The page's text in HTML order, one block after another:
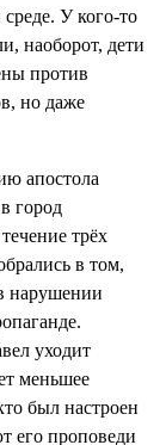
У кого-то
наоборот, дети
против
но даже
апостола
город
трёх
в том,
нарушении
уходит
меньшее
был настроен
его проповеди